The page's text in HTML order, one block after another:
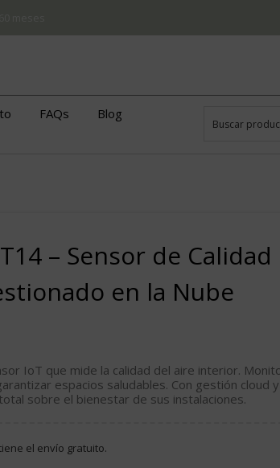
FAQs
Blog
– Sensor de Calidad
en la Nube
IoT que mide la calidad del aire interior.
espacios saludables. Con gestión cloud
sobre el bienestar de sus instalaciones.
el envío gratuito.